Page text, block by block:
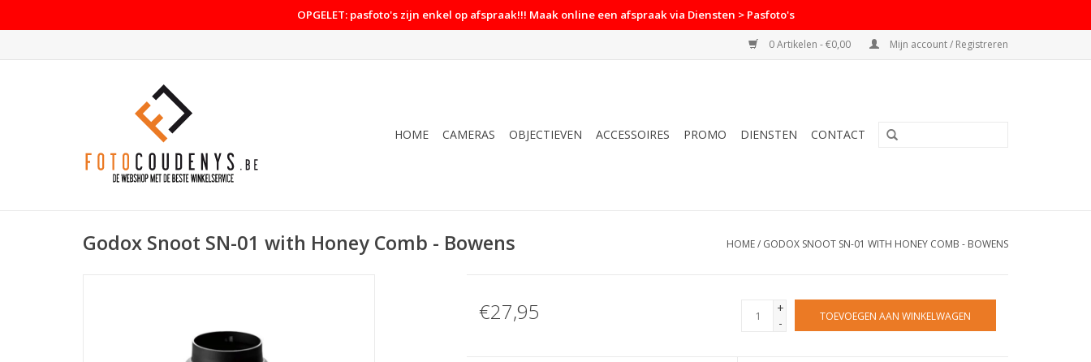
OPGELET: pasfoto's zijn enkel op afspraak!!! Maak online een afspraak via Diensten > Pasfoto's
0 Artikelen - €0,00 Mijn account / Registreren
HOME CAMERAS OBJECTIEVEN ACCESSOIRES PROMO DIENSTEN CONTACT
Godox Snoot SN-01 with Honey Comb - Bowens HOME/ GODOX SNOOT SN-01 WITH HONEY COMB - BOWENS
€27,95
+
-
TOEVOEGEN AAN WINKELWAGEN